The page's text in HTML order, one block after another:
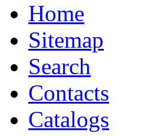
Home
Sitemap
Search
Contacts
Catalogs